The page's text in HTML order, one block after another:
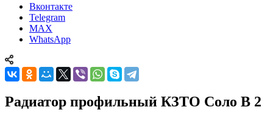
Вконтакте
Telegram
MAX
WhatsApp
Радиатор профильный КЗТО Соло В 2